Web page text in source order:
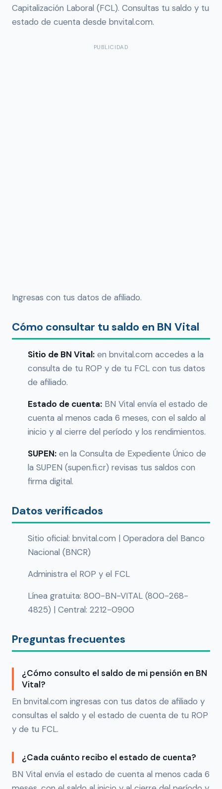
Capitalización Laboral (FCL). Consultas tu saldo y tu
estado de cuenta desde bnvital.com.
PUBLICIDAD
Ingresas con tus datos de afiliado.
Cómo consultar tu saldo en BN Vital
Sitio de BN Vital: en bnvital.com accedes a la
consulta de tu ROP y de tu FCL con tus datos
de afiliado.
Estado de cuenta: BN Vital envía el estado de
cuenta al menos cada 6 meses, con el saldo al
inicio y al cierre del período y los rendimientos.
SUPEN: en la Consulta de Expediente Único de
la SUPEN (supen.fi.cr) revisas tus saldos con
firma digital.
Datos verificados
Sitio oficial: bnvital.com | Operadora del Banco
Nacional (BNCR)
Administra el ROP y el FCL
Línea gratuita: 800-BN-VITAL (800-268-
4825) | Central: 2212-0900
Preguntas frecuentes
¿Cómo consulto el saldo de mi pensión en BN
Vital?
En bnvital.com ingresas con tus datos de afiliado y
consultas el saldo y el estado de cuenta de tu ROP
y de tu FCL.
¿Cada cuánto recibo el estado de cuenta?
BN Vital envía el estado de cuenta al menos cada 6